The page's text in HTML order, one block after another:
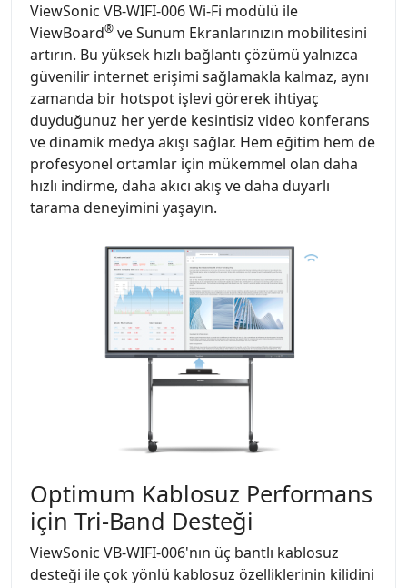
ViewSonic VB-WIFI-006 Wi-Fi modülü ile
ViewBoard® ve Sunum Ekranlarınızın mobilitesini
artırın. Bu yüksek hızlı bağlantı çözümü yalnızca
güvenilir internet erişimi sağlamakla kalmaz, aynı
zamanda bir hotspot işlevi görerek ihtiyaç
duyduğunuz her yerde kesintisiz video konferans
ve dinamik medya akışı sağlar. Hem eğitim hem de
profesyonel ortamlar için mükemmel olan daha
hızlı indirme, daha akıcı akış ve daha duyarlı
tarama deneyimini yaşayın.
Optimum Kablosuz Performans
için Tri-Band Desteği
ViewSonic VB-WIFI-006'nın üç bantlı kablosuz
desteği ile çok yönlü kablosuz özelliklerinin kilidini